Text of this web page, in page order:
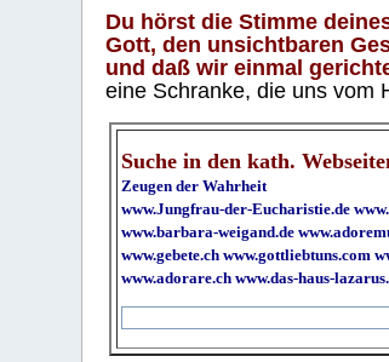
Du hörst die Stimme
Gott, den unsichtbaren
und daß wir einmal
eine Schranke, die uns vom
Suche in den kath.
Zeugen der Wahrheit
www.Jungfrau-der-Eucharistie.de
www.barbara-weigand.de
www.gebete.ch www.gottliebtuns.com
www.adorare.ch www.das-haus-